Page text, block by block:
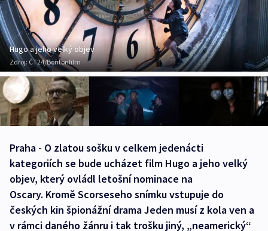
Hugo a jeho velký objev
Zdroj: ČT24/Bontonfilm
Praha - O zlatou sošku v celkem jedenácti
kategoriích se bude ucházet film Hugo a jeho velký
objev, který ovládl letošní nominace na
Oscary. Kromě Scorseseho snímku vstupuje do
českých kin špionážní drama Jeden musí z kola ven a
v rámci daného žánru i tak trošku jiný, „neamerický“